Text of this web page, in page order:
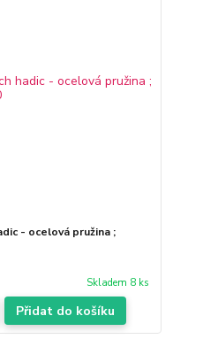
- ocelová pružina ;
Skladem 8 ks
Přidat do košíku